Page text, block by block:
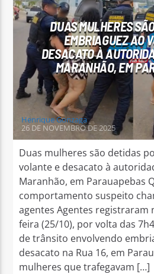
Arara Azul FM
DUAS MULHERES
EMBRIAGUEZ AO
DESACATO À
MARANHÃO, EM
Henrique Gonzaga
26 DE NOVEMBRO DE 2025
Duas mulheres são detidas
volante e desacato à
Maranhão, em Parauapebas
comportamento suspeito
agentes Agentes registraram
feira (25/10), por volta das
de trânsito envolvendo
desacato na Rua 16, em
mulheres que trafegavam […]